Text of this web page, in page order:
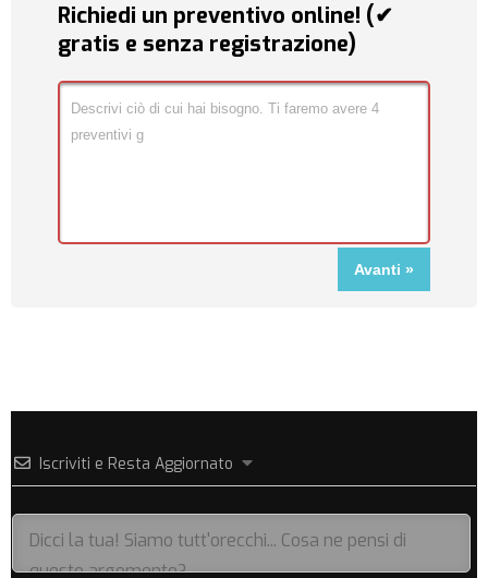
Richiedi un preventivo online! (✔
gratis e senza registrazione)
Iscriviti e Resta Aggiornato